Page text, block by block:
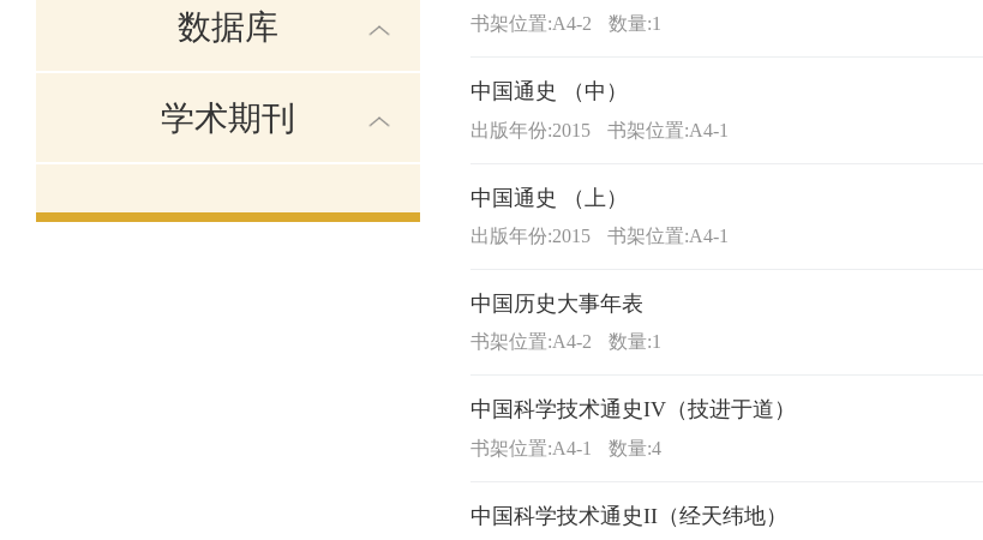
数据库
学术期刊
书架位置:A4-2 数量:1
中国通史 （中）
出版年份:2015 书架位置:A4-1
中国通史 （上）
出版年份:2015 书架位置:A4-1
中国历史大事年表
书架位置:A4-2 数量:1
中国科学技术通史IV（技进于道）
书架位置:A4-1 数量:4
中国科学技术通史II（经天纬地）